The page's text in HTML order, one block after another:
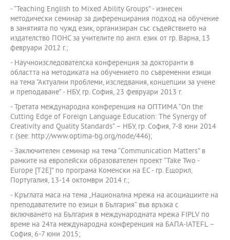
- “Teaching English to Mixed Ability Groups” - изнесен
методически семинар за диференцирания подход на обучение
в занятията по чужд език, организиран със съдействието на
издателство ПОНС за учителите по англ. език от гр. Варна, 13
февруари 2012 г.;
- Научноизследователска конференция за докторанти в
областта на методиката на обучението по съвременни езици
на тема “Актуални проблеми, изследвания, концепции за учене
и преподаване” - НБУ, гр. София, 23 февруари 2013 г.
- Третата международна конференция на ОПТИМА “On the
Cutting Edge of Foreign Language Education: The Synergy of
Creativity and Quality Standards” – НБУ, гр. София, 7-8 юни 2014
г. (see: http://www.optima-bg.org/node/446);
- Заключителен семинар на тема “Communication Matters” в
рамките на европейски образователен проект “Take Two -
Europe [T2E]” по програма Коменски на ЕС - гр. Ещорил,
Португалия, 13-14 октомври 2014 г.;
- Кръглата маса на тема „Национална мрежа на асоциациите на
преподавателите по езици в България“ във връзка с
включването на България в международната мрежа FIPLV по
време на 24та международна конференция на БАПА-IATEFL –
София, 6-7 юни 2015;